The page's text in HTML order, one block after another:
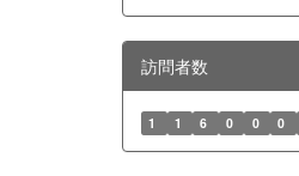
訪問者数
1 1 6 0 0 0